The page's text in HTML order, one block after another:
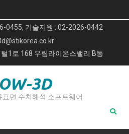
0455, 기술지원 : 02-2026-0442
1로 168 우림라이온스밸리 B동
3D
면 수치해석 소프트웨어